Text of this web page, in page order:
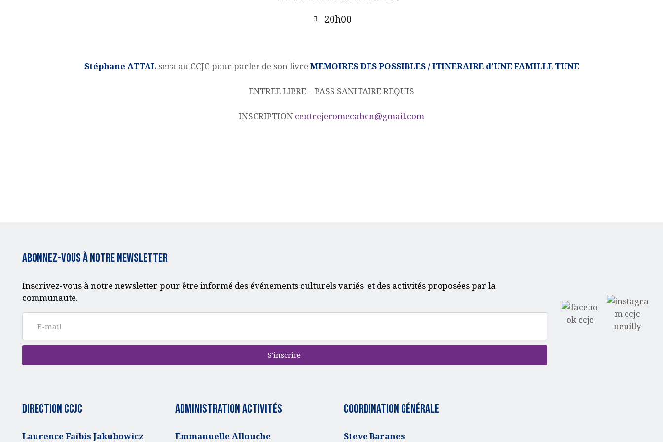
ACQUISITION DU
DONS
20h00
Stéphane ATTALsera au CCJC pour parler de son livre MEMOIRES DES POSSIBLES / ITINERAIRE d’UNE FAMILLE TUNE
ENTREE LIBRE – PASS SANITAIRE REQUIS
INSCRIPTION centrejeromecahen@gmail.com
Abonnez-vous à notre Newsletter
Inscrivez-vous à notre newsletter pour être informé des événements culturels variés et des activités proposées par la
communauté.
S'inscrire
Direction CCJC
Laurence Faibis Jakubowicz
administration activités
Emmanuelle Allouche
Coordination générale
Steve Baranes